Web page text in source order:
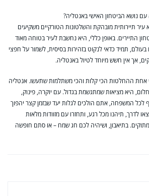
נושא הביטחון האישי באנטליה?
עיר תיירותית מובהקת והשלטונות הטורקיים משקיעים
התיירים. באופן כללי, היא נחשבת לעיר בטוחה מאוד
בעולם, תמיד כדאי לנקוט בזהירות בסיסית, לשמור על חפצי
אך אין חשש מיוחד לטיול באנטליה.
אחת ההחלטות הכי קלות והכי משתלמות שתעשו. אנטליה
היא מציאות שמתגשמת בגדול. עם יוקרה, פינוק,
לכל המשפחה, אתם הולכים לגלות יעד שבזמן קצר יהפוך
לדרך, תיהנו מכל רגע, ותחזרו עם מזוודות מלאות
מתוקים. בתיאבון, ושיהיה לכם חג שמח – או סתם חופשה